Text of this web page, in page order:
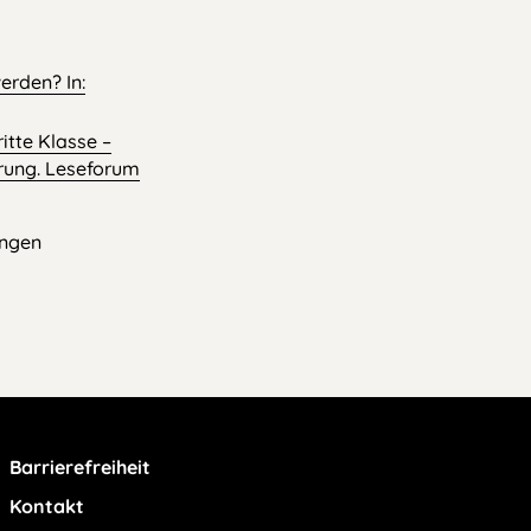
In:
Klasse –
Leseforum
Barrierefreiheit
Kontakt